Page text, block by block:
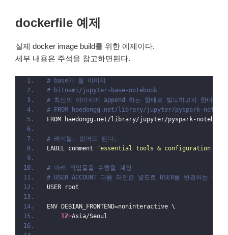
dockerfile 예제
실제 docker image build를 위한 예제이다.
세부 내용은 주석을 참고하면된다.
# base가 될 이미지
# bitnami/jupyter-base-notebook
# 최신의 이미지에 append 하는 형태로 빌드하고자 한다
# FROM haedongg.net/library/jupyter/pyspark-
FROM haedongg.net/library/jupyter/pyspark-
# 레이블. 없어도 된다.
LABEL comment
"essential tools & configuration"
# 아래 작업들을 수행할 계정
# USER ACCOUNT 다음 라인은 별도로 USER를 변경하는 작
USER root
ENV DEBIAN_FRONTEND=noninteractive \
    TZ
=Asia/Seoul